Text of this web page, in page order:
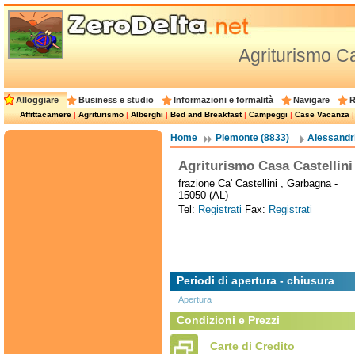
Agriturismo
Alloggiare Business e studio Informazioni e formalità Navigare
Affittacamere|Agriturismo|Alberghi|Bed and Breakfast|Campeggi|Case Vacanza
Home Piemonte (8833)
Agriturismo Casa Castellini
frazione Ca' Castellini , Garbagna -
15050 (AL)
Tel: Registrati Fax: Registrati
Periodi di apertura - chiusura
Apertura
Condizioni e Prezzi
Carte di Credito